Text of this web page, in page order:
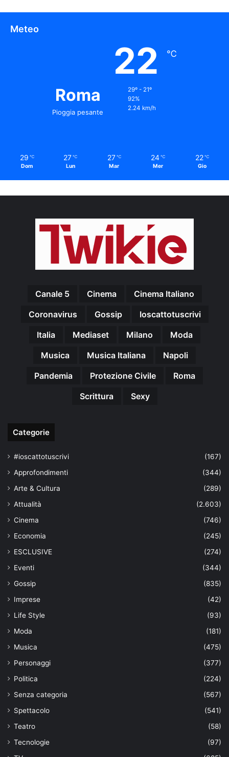
Meteo
Roma
Pioggia pesante
22 ℃
29º - 21º
92%
2.24 km/h
29 ℃
Dom
27 ℃
Lun
27 ℃
Mar
24 ℃
Mer
22 ℃
Gio
Canale 5 Cinema
Cinema Italiano
Coronavirus
Gossip
Ioscattotuscrivi
Italia
Mediaset Milano
Moda
Musica
Musica Italiana
Napoli
Pandemia
Protezione Civile
Roma
Scrittura
Sexy
Categorie
#ioscattotuscrivi
(167)
Approfondimenti
(344)
Arte & Cultura
(289)
Attualità
(2.603)
Cinema
(746)
Economia
(245)
ESCLUSIVE
(274)
Eventi
(344)
Gossip
(835)
Imprese
(42)
Life Style
(93)
Moda
(181)
Musica
(475)
Personaggi
(377)
Politica
(224)
Senza categoria
(567)
Spettacolo
(541)
Teatro
(58)
Tecnologie
(97)